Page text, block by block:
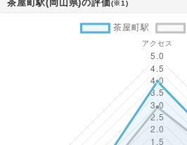
茶屋町駅(岡山県)の評価(※1)